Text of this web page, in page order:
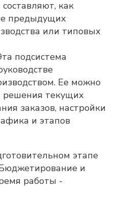
как
предыдущих
или типовых
подсистема
Ее можно
решения текущих
заказов, настройки
и этапов
этапе
и
работы -